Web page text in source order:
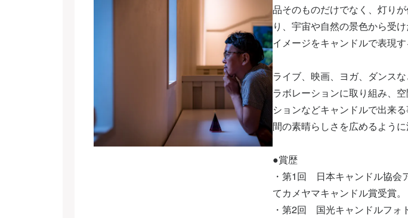
品そのものだけでなく、灯り
り、宇宙や自然の景色から受
イメージをキャンドルで表現す
ライブ、映画、ヨガ、ダンス
ラボレーションに取り組み、
ションなどキャンドルで出来
間の素晴らしさを広めるように
●賞歴
・第1回 日本キャンドル協会
てカメヤマキャンドル賞受賞。
・第2回 国光キャンドルフォ